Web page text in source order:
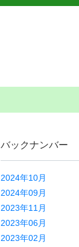
バックナンバー
2024年10月
2024年09月
2023年11月
2023年06月
2023年02月